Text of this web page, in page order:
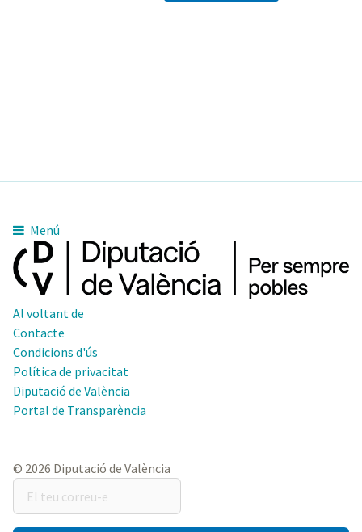
Menú
Al voltant de
Contacte
Condicions d'ús
Política de privacitat
Diputació de València
Portal de Transparència
© 2026 Diputació de València
teu
correu-